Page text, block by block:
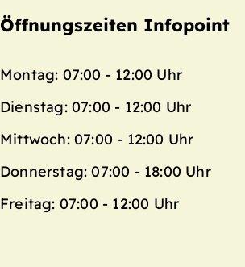
Öffnungszeiten Infopoint
Montag: 07:00 - 12:00 Uhr
Dienstag: 07:00 - 12:00 Uhr
Mittwoch: 07:00 - 12:00 Uhr
Donnerstag: 07:00 - 18:00 Uhr
Freitag: 07:00 - 12:00 Uhr